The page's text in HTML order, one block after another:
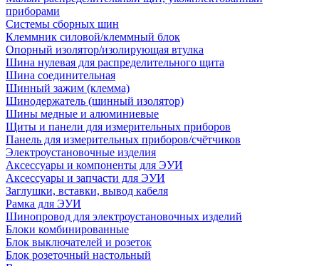
приборами
Системы сборных шин
Клеммник силовой/клеммный блок
Опорный изолятор/изолирующая втулка
Шина нулевая для распределительного щита
Шина соединительная
Шинный зажим (клемма)
Шинодержатель (шинный изолятор)
Шины медные и алюминиевые
Щиты и панели для измерительных приборов
Панель для измерительных приборов/счётчиков
Электроустановочные изделия
Аксессуары и компоненты для ЭУИ
Аксессуары и запчасти для ЭУИ
Заглушки, вставки, вывод кабеля
Рамка для ЭУИ
Шинопровод для электроустановочных изделий
Блоки комбинированные
Блок выключателей и розеток
Блок розеточный настольный